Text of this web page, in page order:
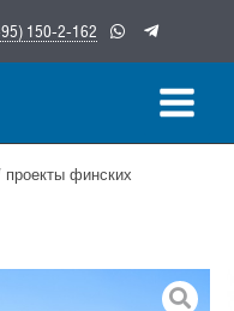
150-2-162
проекты финских